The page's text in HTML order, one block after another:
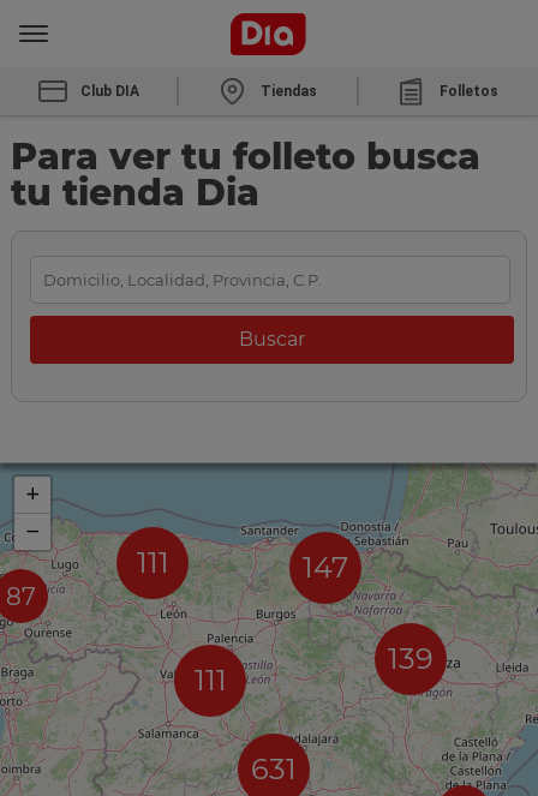
Club DIA Tiendas Folletos
Para ver tu folleto busca
tu tienda Dia
87
111 147
111
631
139
+
−